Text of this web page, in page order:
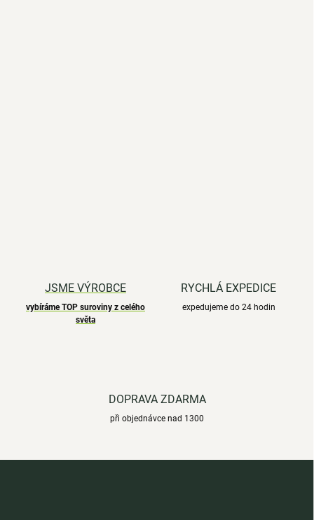
JSME VÝROBCE
vybíráme TOP suroviny z celého
světa
RYCHLÁ EXPEDICE
expedujeme do 24 hodin
DOPRAVA ZDARMA
při objednávce nad 1300